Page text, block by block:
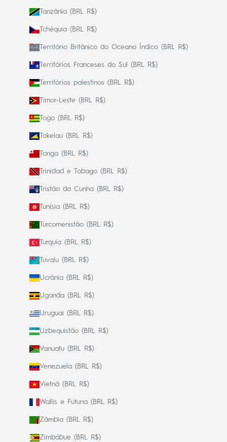
Tanzânia (BRL R$)
Tchéquia (BRL R$)
Território Britânico do Oceano Índico (BRL R$)
Territórios Franceses do Sul (BRL R$)
Territórios palestinos (BRL R$)
Timor-Leste (BRL R$)
Togo (BRL R$)
Tokelau (BRL R$)
Tonga (BRL R$)
Trinidad e Tobago (BRL R$)
Tristão da Cunha (BRL R$)
Tunísia (BRL R$)
Turcomenistão (BRL R$)
Turquia (BRL R$)
Tuvalu (BRL R$)
Ucrânia (BRL R$)
Uganda (BRL R$)
Uruguai (BRL R$)
Uzbequistão (BRL R$)
Vanuatu (BRL R$)
Venezuela (BRL R$)
Vietnã (BRL R$)
Wallis e Futuna (BRL R$)
Zâmbia (BRL R$)
Zimbábue (BRL R$)